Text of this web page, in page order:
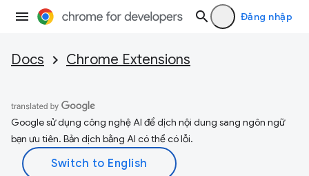
Đăng nhập
Docs Chrome Extensions
Google sử dụng công nghệ AI để dịch nội dung sang ngôn ngữ
bạn ưu tiên. Bản dịch bằng AI có thể có lỗi.